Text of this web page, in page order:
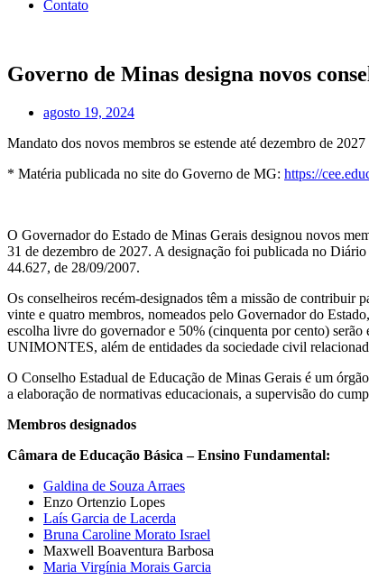
Contato
Governo de Minas designa novos
agosto 19, 2024
Mandato dos novos membros se estende até dezembro de 2027
* Matéria publicada no site do Governo de MG: https://
O Governador do Estado de Minas Gerais designou novos
31 de dezembro de 2027. A designação foi publicada no
44.627, de 28/09/2007.
Os conselheiros recém-designados têm a missão de contribuir
vinte e quatro membros, nomeados pelo Governador do
escolha livre do governador e 50% (cinquenta por cento)
UNIMONTES, além de entidades da sociedade civil
O Conselho Estadual de Educação de Minas Gerais é um
a elaboração de normativas educacionais, a supervisão do
Membros designados
Câmara de Educação Básica – Ensino Fundamental:
Galdina de Souza Arraes
Enzo Ortenzio Lopes
Laís Garcia de Lacerda
Bruna Caroline Morato Israel
Maxwell Boaventura Barbosa
Maria Virgínia Morais Garcia